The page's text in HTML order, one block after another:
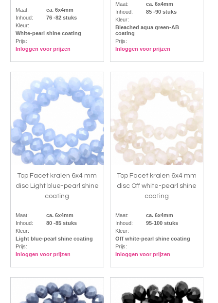
Maat:
ca. 6x4mm
Inhoud:
76 -82 stuks
Kleur:
White-pearl shine coating
Prijs:
Inloggen voor prijzen
Maat:
ca. 6x4mm
Inhoud:
85 -90 stuks
Kleur:
Bleached aqua green-AB
coating
Prijs:
Inloggen voor prijzen
Top Facet kralen 6x4 mm
disc Light blue-pearl shine
coating
Maat:
ca. 6x4mm
Inhoud:
80 -85 stuks
Kleur:
Light blue-pearl shine coating
Prijs:
Inloggen voor prijzen
Top Facet kralen 6x4 mm
disc Off white-pearl shine
coating
Maat:
ca. 6x4mm
Inhoud:
95-100 stuks
Kleur:
Off white-pearl shine coating
Prijs:
Inloggen voor prijzen